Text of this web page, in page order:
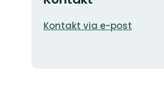
E-
Kontakt via e-post